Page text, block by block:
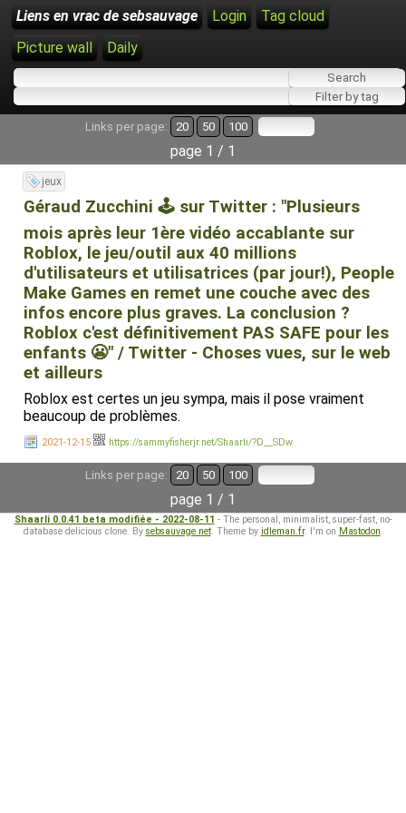
Liens en vrac de sebsauvage Login
Tag cloud
Picture wall
Daily
Links per page: 20 50 100
page 1 / 1
jeux
Géraud Zucchini 🕹️ sur Twitter : "Plusieurs
mois après leur 1ère vidéo accablante sur
Roblox, le jeu/outil aux 40 millions
d'utilisateurs et utilisatrices (par jour!), People
Make Games en remet une couche avec des
infos encore plus graves. La conclusion ?
Roblox c'est définitivement PAS SAFE pour les
enfants 😬" / Twitter - Choses vues, sur le web
et ailleurs
Roblox est certes un jeu sympa, mais il pose vraiment
beaucoup de problèmes.
2021-12-15 https://sammyfisherjr.net/Shaarli/?D__SDw
Links per page: 20 50 100
page 1 / 1
Shaarli 0.0.41 beta modifiée - 2022-08-11 - The personal, minimalist, super-fast, no-
database delicious clone. By sebsauvage.net. Theme by idleman.fr. I'm on Mastodon.